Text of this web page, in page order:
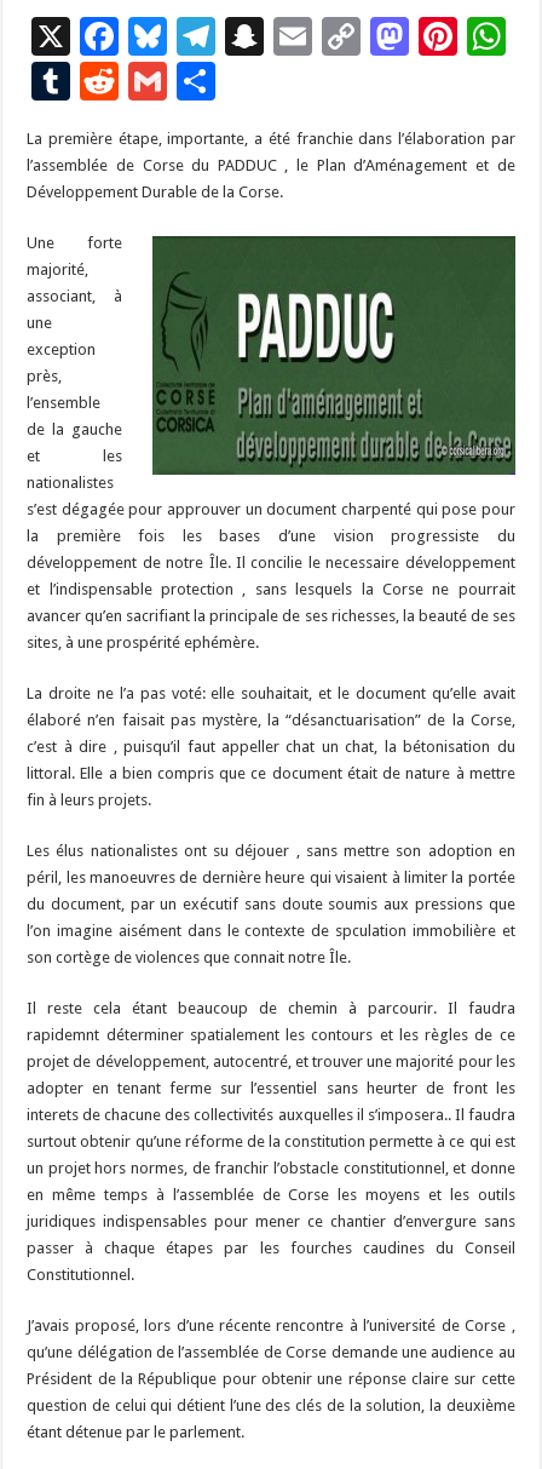
X
F
ac
e
b
o
o
Bl
u
es
ky
T
gr
a
m
S
p
c
h
E
l
C
y
n
M
d
n
Pi
es
p
T
u
m
bl
R
e
d
di
t
G
m
ai
l
ta
g
er
La première étape, importante, a été franchie dans l’élaboration par
l’assemblée de Corse du PADDUC , le Plan d’Aménagement et de
Développement Durable de la Corse.
Une forte
majorité,
associant, à
une
exception
près,
l’ensemble
de la gauche
et les
nationalistes
s’est dégagée pour approuver un document charpenté qui pose pour
la première fois les bases d’une vision progressiste du
développement de notre Île. Il concilie le necessaire développement
et l’indispensable protection , sans lesquels la Corse ne pourrait
avancer qu’en sacrifiant la principale de ses richesses, la beauté de ses
sites, à une prospérité ephémère.
La droite ne l’a pas voté: elle souhaitait, et le document qu’elle avait
élaboré n’en faisait pas mystère, la “désanctuarisation” de la Corse,
c’est à dire , puisqu’il faut appeller chat un chat, la bétonisation du
littoral. Elle a bien compris que ce document était de nature à mettre
fin à leurs projets.
Les élus nationalistes ont su déjouer , sans mettre son adoption en
péril, les manoeuvres de dernière heure qui visaient à limiter la portée
du document, par un exécutif sans doute soumis aux pressions que
l’on imagine aisément dans le contexte de spculation immobilière et
son cortège de violences que connait notre Île.
Il reste cela étant beaucoup de chemin à parcourir. Il faudra
rapidemnt déterminer spatialement les contours et les règles de ce
projet de développement, autocentré, et trouver une majorité pour les
adopter en tenant ferme sur l’essentiel sans heurter de front les
interets de chacune des collectivités auxquelles il s’imposera.. Il faudra
surtout obtenir qu’une réforme de la constitution permette à ce qui est
un projet hors normes, de franchir l’obstacle constitutionnel, et donne
en même temps à l’assemblée de Corse les moyens et les outils
juridiques indispensables pour mener ce chantier d’envergure sans
passer à chaque étapes par les fourches caudines du Conseil
Constitutionnel.
J’avais proposé, lors d’une récente rencontre à l’université de Corse ,
qu’une délégation de l’assemblée de Corse demande une audience au
Président de la République pour obtenir une réponse claire sur cette
question de celui qui détient l’une des clés de la solution, la deuxième
étant détenue par le parlement.